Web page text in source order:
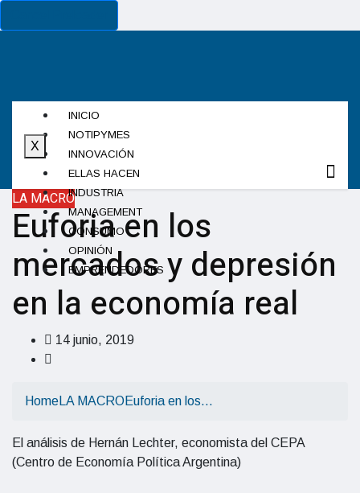
INICIO
NOTIPYMES
INNOVACIÓN
ELLAS HACEN
INDUSTRIA
MANAGEMENT
CONSUMO
OPINIÓN
EMPRENDEDORES
X
LA MACRO
Euforia en los
mercados y depresión
en la economía real
14 junio, 2019
Home LA MACRO Euforia en los…
El análisis de Hernán Lechter, economista del CEPA
(Centro de Economía PolíticaArgentina)